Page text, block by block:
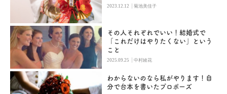
2023.12.12 |菊池美佳子
その人それぞれでいい！結婚式で
「これだけはやりたくない」という
こと
2025.09.25 |中村綾花
わからないのなら私がやります！自
分で台本を書いたプロポーズ